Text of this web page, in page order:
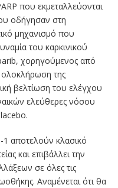
που εκμεταλλεύονται
οδήγησαν στη
μηχανισμό που
του καρκινικού
χορηγούμενος από
ολοκλήρωση της
βελτίωση του ελέγχου
ελεύθερες νόσου
1 αποτελούν κλασικό
και επιβάλλει την
σε όλες τις
Αναμένεται ότι θα